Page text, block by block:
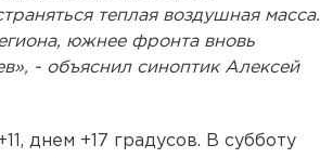
теплая воздушная масса.
южнее фронта вновь
- объяснил синоптик Алексей
днем +17 градусов. В субботу